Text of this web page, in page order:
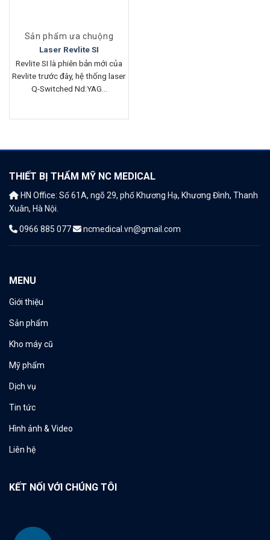
Sản phẩm ưa chuộng
Laser Revlite SI
Revlite SI là phiên bản mới của
Revlite trước đây, hệ thống laser
Q-Switched Nd:YAG...
THIẾT BỊ THẨM MỸ NC MEDICAL
HN Office: Số 61A, ngõ 29, phố Khương Hạ, Khương Đình, Thanh
Xuân, Hà Nội.
0966 885 077 ncmedical.vn@gmail.com
MENU
Giới thiệu
Sản phẩm
Kho máy cũ
Mỹ phẩm
Dịch vụ
Tin tức
Hình ảnh & Video
Liên hệ
KẾT NỐI VỚI CHÚNG TÔI